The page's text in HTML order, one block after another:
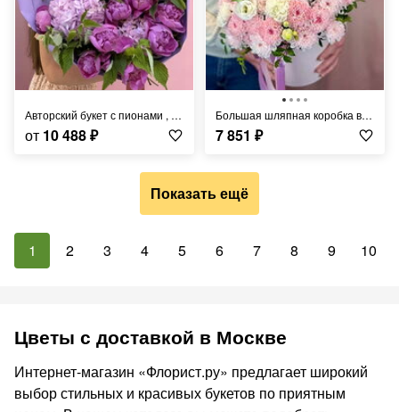
Авторский букет с пионами , гортензией и малиной
от 10 488₽
Большая шляпная коробка в нежных тоная с кустовой хризантемой, диантусами и эустомой
7 851 ₽
Показать ещё
1 2 3 4 5 6 7 8 9 10
Цветы с доставкой в Москве
Интернет-магазин «Флорист.ру» предлагает широкий
выбор стильных и красивых букетов по приятным